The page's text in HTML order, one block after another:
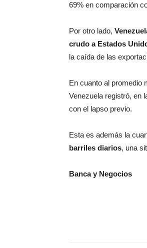
69% en comparación
Por otro lado,
crudo a Estados
la caída de las
En cuanto al promedio
Venezuela registró, en
con el lapso previo.
Esta es además la
barriles diarios, una
Banca y Negocios